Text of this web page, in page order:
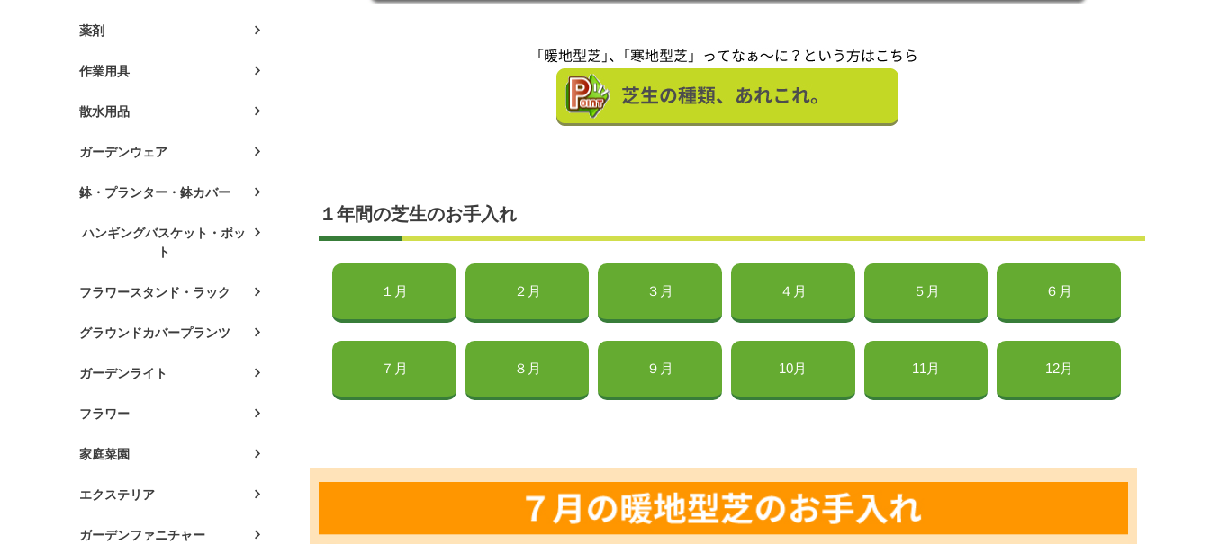
薬剤
作業用具
散水用品
ガーデンウェア
鉢・プランター・鉢カバー
ハンギングバスケット・ポッ
ト
フラワースタンド・ラック
グラウンドカバープランツ
ガーデンライト
フラワー
家庭菜園
エクステリア
ガーデンファニチャー
１年間の芝生のお手入れ
１月 ２月 ３月 ４月 ５月 ６月
７月 ８月 ９月 10月 11月 12月